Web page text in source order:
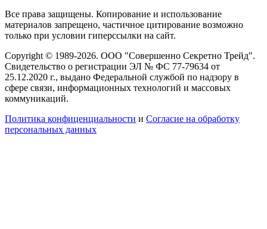
Все права защищены. Копирование и использование
материалов запрещено, частичное цитирование возможно
только при условии гиперссылки на сайт.
Copyright © 1989-2026. ООО "Совершенно Секретно Трейд".
Свидетельство о регистрации ЭЛ № ФС 77-79634 от
25.12.2020 г., выдано Федеральной службой по надзору в
сфере связи, информационных технологий и массовых
коммуникаций.
Политика конфиценциальности и Согласие на обработку
персональных данных